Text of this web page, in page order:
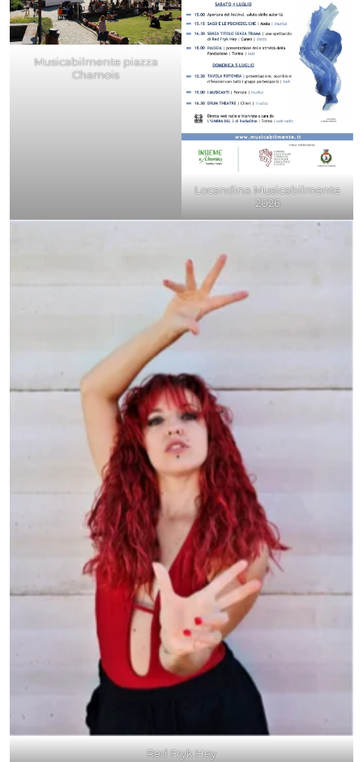
Musicabilmente piazza
Chamois
Locandina Musicabilmente
2026
Red Fryk Hey